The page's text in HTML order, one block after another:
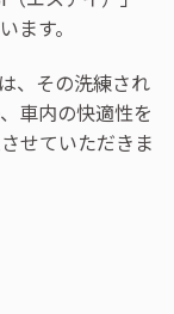
ます。
、その洗練され
車内の快適性を
せていただきま